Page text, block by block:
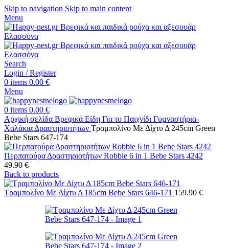
Skip to navigation Skip to main content
Menu
Search
Login / Register
0 items 0.00 €
Menu
0 items 0.00 €
Αρχική σελίδα Βρεφικά Είδη Για το Παιχνίδι Γυμναστήρια-
Χαλάκια Δραστηριοτήτων Τραμπολίνο Με Δίχτυ Δ 245cm Green
Bebe Stars 647-174
Περπατούρα Δραστηριοτήτων Robbie 6 in 1 Bebe Stars 4242
49.90 €
Back to products
Τραμπολίνο Με Δίχτυ Δ 185cm Bebe Stars 646-171 159.90 €